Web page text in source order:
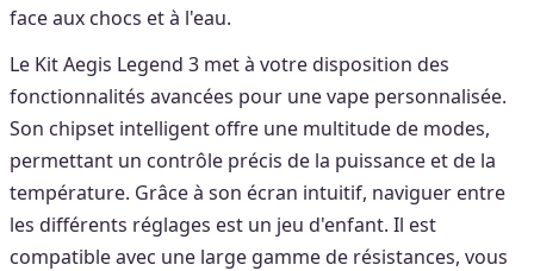
face aux chocs et à l'eau.
Le Kit Aegis Legend 3 met à votre disposition des
fonctionnalités avancées pour une vape personnalisée.
Son chipset intelligent offre une multitude de modes,
permettant un contrôle précis de la puissance et de la
température. Grâce à son écran intuitif, naviguer entre
les différents réglages est un jeu d'enfant. Il est
compatible avec une large gamme de résistances, vous